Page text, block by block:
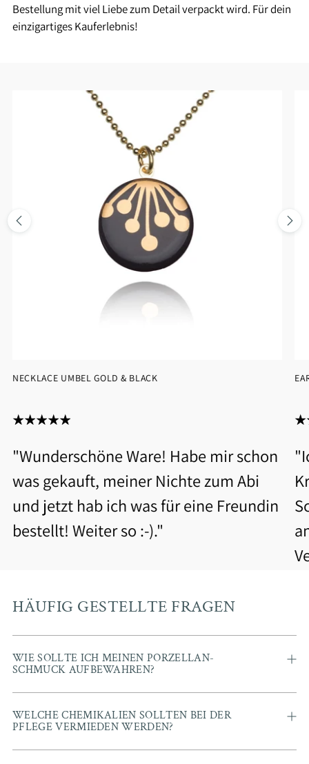
Bestellung mit viel Liebe zum Detail verpackt wird. Für dein
einzigartiges Kauferlebnis!
"Wunderschöne Ware! Habe mir schon
was gekauft, meiner Nichte zum Abi
und jetzt hab ich was für eine Freundin
bestellt! Weiter so :-)."
NECKLACE UMBEL GOLD & BLACK
HÄUFIG GESTELLTE FRAGEN
WIE SOLLTE ICH MEINEN PORZELLAN-
SCHMUCK AUFBEWAHREN?
WELCHE CHEMIKALIEN SOLLTEN BEI DER
PFLEGE VERMIEDEN WERDEN?